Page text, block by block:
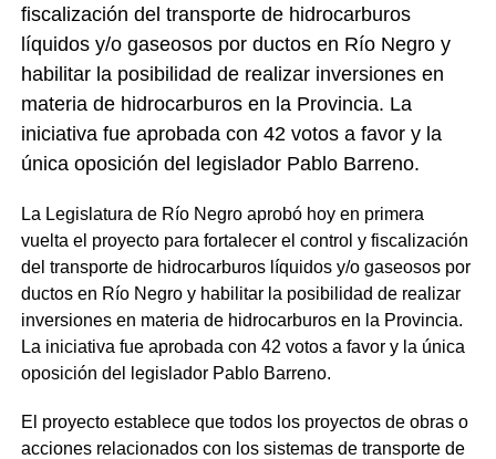
fiscalización del transporte de hidrocarburos
líquidos y/o gaseosos por ductos en Río Negro y
habilitar la posibilidad de realizar inversiones en
materia de hidrocarburos en la Provincia. La
iniciativa fue aprobada con 42 votos a favor y la
única oposición del legislador Pablo Barreno.
La Legislatura de Río Negro aprobó hoy en primera
vuelta el proyecto para fortalecer el control y fiscalización
del transporte de hidrocarburos líquidos y/o gaseosos por
ductos en Río Negro y habilitar la posibilidad de realizar
inversiones en materia de hidrocarburos en la Provincia.
La iniciativa fue aprobada con 42 votos a favor y la única
oposición del legislador Pablo Barreno.
El proyecto establece que todos los proyectos de obras o
acciones relacionados con los sistemas de transporte de